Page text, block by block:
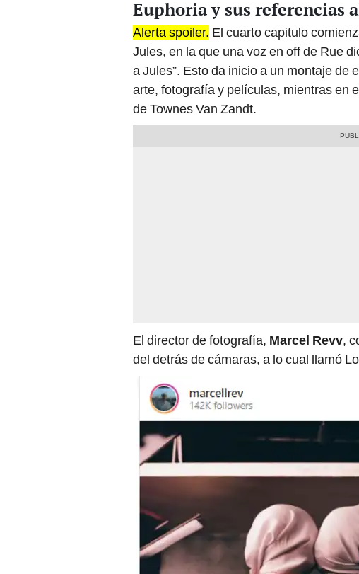
Euphoria y sus referencias
Alerta spoiler. El cuarto capitulo
Jules, en la que una voz en off de Rue
a Jules”. Esto da inicio a un montaje de
arte, fotografía y películas, mientras en
de Townes Van Zandt.
El director de fotografía, Marcel Revv,
del detrás de cámaras, a lo cual llamó